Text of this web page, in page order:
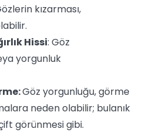
kızarması,
Hissi: Göz
yorgunluk
Göz yorgunluğu, görme
neden olabilir; bulanık
görünmesi gibi.